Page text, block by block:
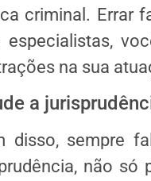
criminal. Errar
especialistas,
na sua
a
disso, sempre
não só